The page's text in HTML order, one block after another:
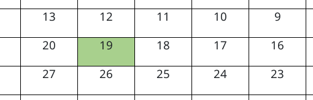
9
10
11
12
13
16
17
18
19
20
23
24
25
26
27